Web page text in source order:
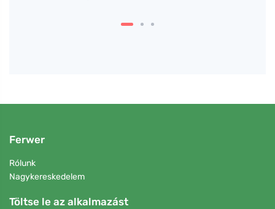
Ferwer
Rólunk
Nagykereskedelem
Töltse le az alkalmazást